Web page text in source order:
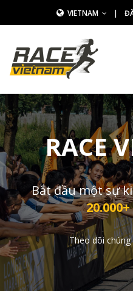
VIETNAM |
RACE
Bắt đầu một sự
Theo dõi